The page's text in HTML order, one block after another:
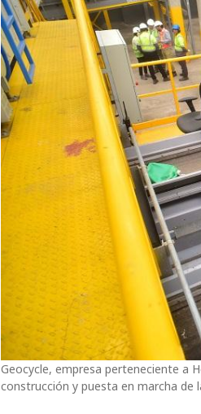
Geocycle, empresa perteneciente a
construcción y puesta en marcha de